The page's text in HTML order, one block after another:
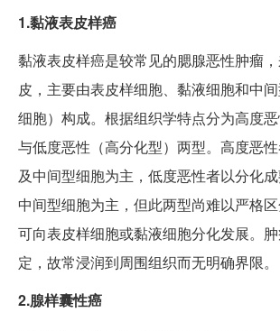
1.黏液表皮样癌
黏液表皮样癌是较常见的腮腺恶性肿瘤
皮，主要由表皮样细胞、黏液细胞和中
细胞）构成。根据组织学特点分为高度恶
与低度恶性（高分化型）两型。高度恶
及中间型细胞为主，低度恶性者以分化
中间型细胞为主，但此两型尚难以严格
可向表皮样细胞或黏液细胞分化发展。
定，故常浸润到周围组织而无明确界限。
2.腺样囊性癌